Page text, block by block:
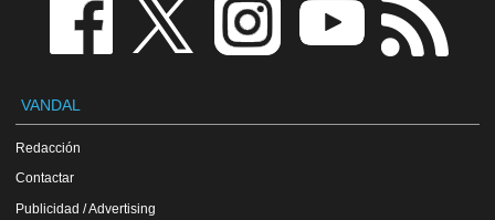
VANDAL
Redacción
Contactar
Publicidad / Advertising